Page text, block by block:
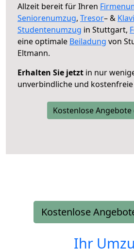
Allzeit bereit für Ihren
Seniorenumzug, Tresor– &
Studentenumzug in Stuttgart,
eine optimale Beiladung von
Eltmann.
Erhalten Sie jetzt in nur
unverbindliche und
Kostenlose
Kostenlose
Ihr